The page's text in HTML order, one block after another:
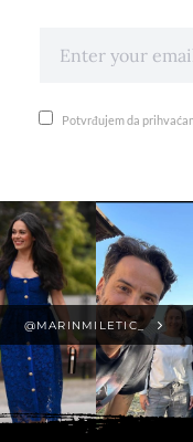
Potvrđujem da
@MARINMILETIC_